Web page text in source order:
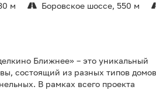
м
Боровское шоссе, 550 м
Ближнее» – это уникальный
состоящий из разных типов домов
В рамках всего проекта